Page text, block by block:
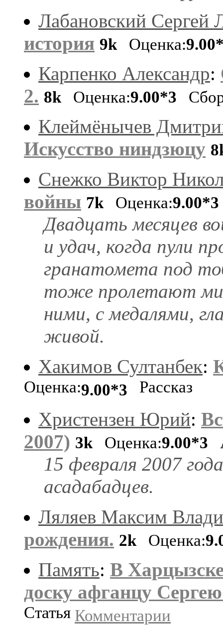
Лабановский Сергей
история 9k Оценка:
Карпенко Александр:
2. 8k Оценка:9.00*3
Клеймёнычев
Искусство ниндзюцу
Снежко Виктор
войны 7k Оценка:9.00*3
Двадцать месяцев
и удач, когда пули
гранатомета под
тоже пролетают
ними, с медалями,
живой.
Хакимов Султанбек:
Оценка:9.00*3
Рассказ
Христензен Юрий:
2007) 3k Оценка:9.00*3
15 февраля 2007
асадабадцев.
Ляляев Максим
рождения. 2k Оценка:
Память: В
доску афганцу
Статья Комментарии